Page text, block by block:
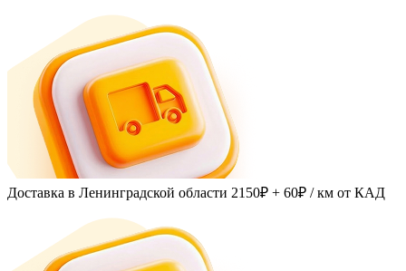
Доставка в Ленинградской области 2150₽ + 60₽ / км от КАД